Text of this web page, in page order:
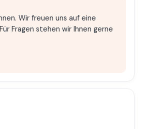
Wir freuen uns auf eine
Fragen stehen wir Ihnen gerne